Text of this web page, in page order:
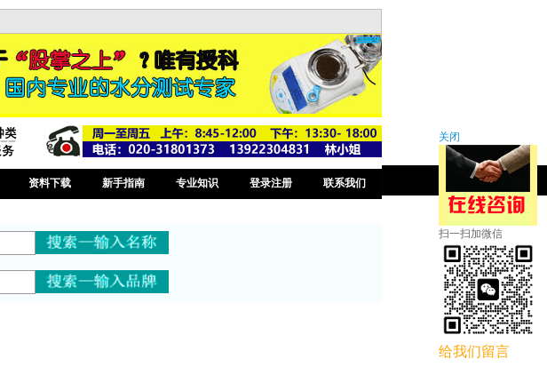
资料下载 新手指南 专业知识 登录注册 联系我们
关闭
扫一扫加微信
给我们留言